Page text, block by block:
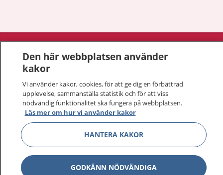
Visa
Om 1177
Kontakt
Behandling av personuppgifter
Hantering av kakor
Den här webbplatsen använder
kakor
Vi använder kakor, cookies, för att ge dig en förbättrad
upplevelse, sammanställa statistik och för att viss
nödvändig funktionalitet ska fungera på webbplatsen.
Läs mer om hur vi använder kakor
HANTERA KAKOR
GODKÄNN NÖDVÄNDIGA